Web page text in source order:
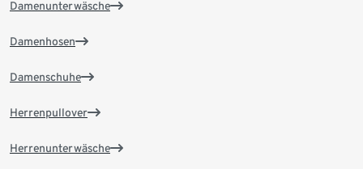
Damenunterwäsche
Damenhosen
Damenschuhe
Herrenpullover
Herrenunterwäsche